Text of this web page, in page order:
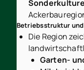
Betriebsstruktur
Die Region
Garten-